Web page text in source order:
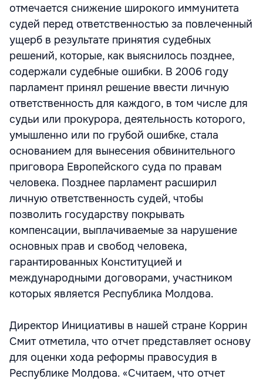
отмечается снижение широкого иммунитета
судей перед ответственностью за повлеченный
ущерб в результате принятия судебных
решений, которые, как выяснилось позднее,
содержали судебные ошибки. В 2006 году
парламент принял решение ввести личную
ответственность для каждого, в том числе для
судьи или прокурора, деятельность которого,
умышленно или по грубой ошибке, стала
основанием для вынесения обвинительного
приговора Европейского суда по правам
человека. Позднее парламент расширил
личную ответственность судей, чтобы
позволить государству покрывать
компенсации, выплачиваемые за нарушение
основных прав и свобод человека,
гарантированных Конституцией и
международными договорами, участником
которых является Республика Молдова.
Директор Инициативы в нашей стране Коррин
Смит отметила, что отчет представляет основу
для оценки хода реформы правосудия в
Республике Молдова. «Считаем, что отчет